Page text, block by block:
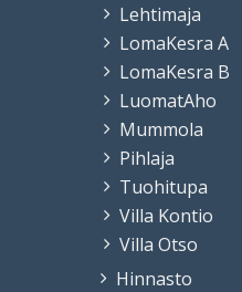
Lehtimaja
LomaKesra A
LomaKesra B
LuomatAho
Mummola
Pihlaja
Tuohitupa
Villa Kontio
Villa Otso
Hinnasto